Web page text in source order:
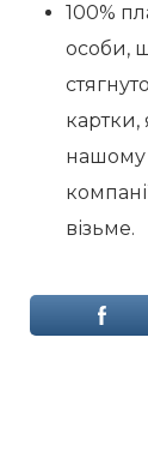
100%
особи,
нашому
візьме.